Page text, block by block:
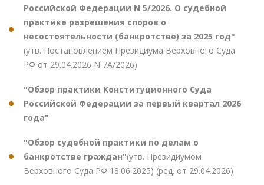
Российской Федерации N 5/2026. О судебной
практике разрешения споров о
несостоятельности (банкротстве) за 2025 год"
(утв. Постановлением Президиума Верховного Суда
РФ от 29.04.2026 N 7А/2026)
"Обзор практики Конституционного Суда
Российской Федерации за первый квартал 2026
года"
"Обзор судебной практики по делам о
банкротстве граждан"(утв. Президиумом
Верховного Суда РФ 18.06.2025) (ред. от 29.04.2026)